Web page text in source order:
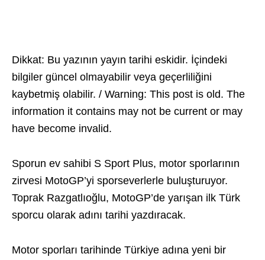
Dikkat: Bu yazının yayın tarihi eskidir. İçindeki
bilgiler güncel olmayabilir veya geçerliliğini
kaybetmiş olabilir. / Warning: This post is old. The
information it contains may not be current or may
have become invalid.
Sporun ev sahibi S Sport Plus, motor sporlarının
zirvesi MotoGP’yi sporseverlerle buluşturuyor.
Toprak Razgatlıoğlu, MotoGP’de yarışan ilk Türk
sporcu olarak adını tarihi yazdıracak.
Motor sporları tarihinde Türkiye adına yeni bir